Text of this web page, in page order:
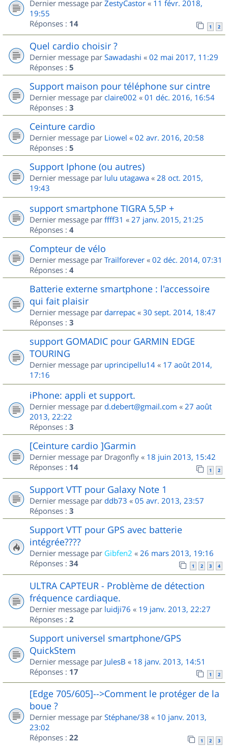
Dernier message par ZestyCastor « 11 févr. 2018,
19:55
Réponses : 14 1 2
Quel cardio choisir ?
Dernier message par Sawadashi « 02 mai 2017, 11:29
Réponses : 5
Support maison pour téléphone sur cintre
Dernier message par claire002 « 01 déc. 2016, 16:54
Réponses : 3
Ceinture cardio
Dernier message par Liowel « 02 avr. 2016, 20:58
Réponses : 5
Support Iphone (ou autres)
Dernier message par lulu utagawa « 28 oct. 2015,
19:43
support smartphone TIGRA 5,5P +
Dernier message par ffff31 « 27 janv. 2015, 21:25
Réponses : 4
Compteur de vélo
Dernier message par Trailforever « 02 déc. 2014, 07:31
Réponses : 4
Batterie externe smartphone : l'accessoire
qui fait plaisir
Dernier message par darrepac « 30 sept. 2014, 18:47
Réponses : 3
support GOMADIC pour GARMIN EDGE
TOURING
Dernier message par uprincipellu14 « 17 août 2014,
17:16
iPhone: appli et support.
Dernier message par d.debert@gmail.com « 27 août
2013, 22:22
Réponses : 3
[Ceinture cardio ]Garmin
Dernier message par Dragonfly « 18 juin 2013, 15:42
Réponses : 14 1 2
Support VTT pour Galaxy Note 1
Dernier message par ddb73 « 05 avr. 2013, 23:57
Réponses : 3
Support VTT pour GPS avec batterie
intégrée????
Dernier message par Gibfen2 « 26 mars 2013, 19:16
Réponses : 34 1 2 3 4
ULTRA CAPTEUR - Problème de détection
fréquence cardiaque.
Dernier message par luidji76 « 19 janv. 2013, 22:27
Réponses : 2
Support universel smartphone/GPS
QuickStem
Dernier message par JulesB « 18 janv. 2013, 14:51
Réponses : 17 1 2
[Edge 705/605]-->Comment le protéger de la
boue ?
Dernier message par Stéphane/38 « 10 janv. 2013,
23:02
Réponses : 22 1 2 3